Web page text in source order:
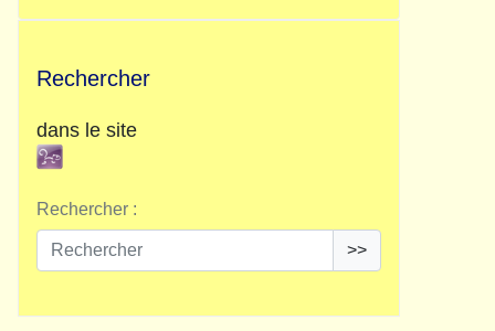
Rechercher
dans le site
Rechercher :
>>